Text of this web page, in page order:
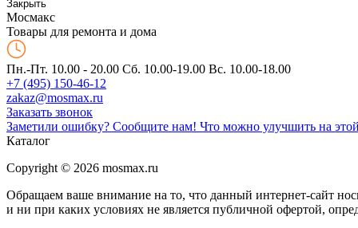
Закрыть
Мосмакс
Товары для ремонта и дома
Пн.-Пт. 10.00 - 20.00 Сб. 10.00-19.00 Вс. 10.00-18.00
+7 (495) 150-46-12
zakaz@mosmax.ru
Заказать звонок
Заметили ошибку? Сообщите нам! Что можно улучшить на
Каталог
Copyright © 2026 mosmax.ru
Обращаем ваше внимание на то, что данный интернет-сайт
и ни при каких условиях не является публичной офертой,